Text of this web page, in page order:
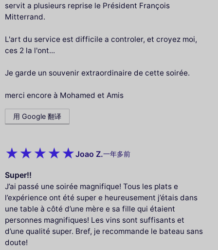
servit a plusieurs reprise le Président François
Mitterrand.
L'art du service est difficile a controler, et croyez moi,
ces 2 la l'ont...
Je garde un souvenir extraordinaire de cette soirée.
merci encore à Mohamed et Amis
用 Google 翻译
Joao Z.一年多前
Super!!
J’ai passé une soirée magnifique! Tous les plats e
l’expérience ont été super e heureusement j’étais dans
une table à côté d’une mère e sa fille qui étaient
personnes magnifiques! Les vins sont suffisants et
d’une qualité super. Bref, je recommande le bateau sans
doute!